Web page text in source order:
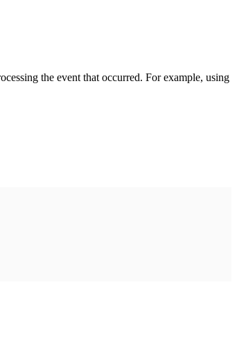
the event that occurred. For example, using